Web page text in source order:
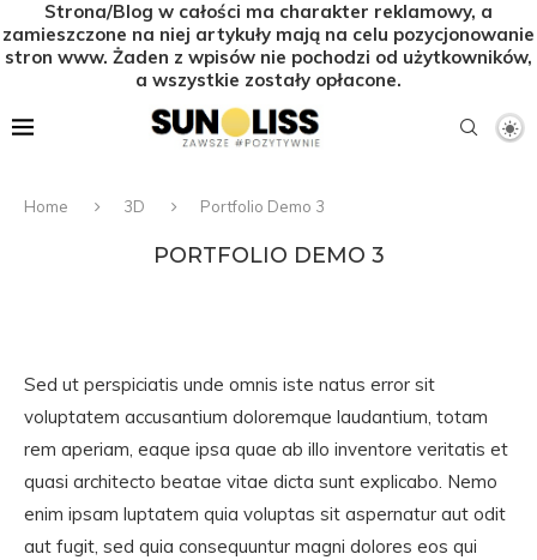
Strona/Blog w całości ma charakter reklamowy, a
zamieszczone na niej artykuły mają na celu pozycjonowanie
stron www. Żaden z wpisów nie pochodzi od użytkowników,
a wszystkie zostały opłacone.
Home 3D Portfolio Demo 3
PORTFOLIO DEMO 3
Sed ut perspiciatis unde omnis iste natus error sit
voluptatem accusantium doloremque laudantium, totam
rem aperiam, eaque ipsa quae ab illo inventore veritatis et
quasi architecto beatae vitae dicta sunt explicabo. Nemo
enim ipsam luptatem quia voluptas sit aspernatur aut odit
aut fugit, sed quia consequuntur magni dolores eos qui